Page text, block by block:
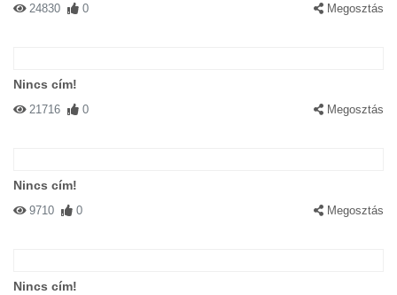
24830 0 Megosztás
Nincs cím!
21716 0 Megosztás
Nincs cím!
9710 0 Megosztás
Nincs cím!